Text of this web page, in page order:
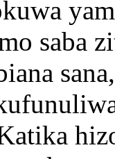
saba